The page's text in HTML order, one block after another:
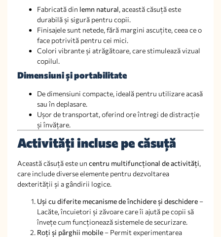
Fabricată din lemn natural, această căsuță este
durabilă și sigură pentru copii.
Finisajele sunt netede, fără margini ascuțite, ceea ce o
face potrivită pentru cei mici.
Colori vibrante și atrăgătoare, care stimulează vizual
copilul.
Dimensiuni și portabilitate
De dimensiuni compacte, ideală pentru utilizare acasă
sau în deplasare.
Ușor de transportat, oferind ore întregi de distracție
și învățare.
Activități incluse pe căsuță
Această căsuță este un centru multifuncțional de activități,
care include diverse elemente pentru dezvoltarea
dexterității și a gândirii logice.
Uși cu diferite mecanisme de închidere și deschidere –
Lacăte, încuietori și zăvoare care îi ajută pe copii să
învețe cum funcționează sistemele de securizare.
Roți și pârghii mobile – Permit experimentarea